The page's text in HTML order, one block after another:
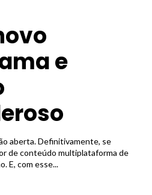
e
aberta. Definitivamente, se
de conteúdo multiplataforma de
E, com esse...